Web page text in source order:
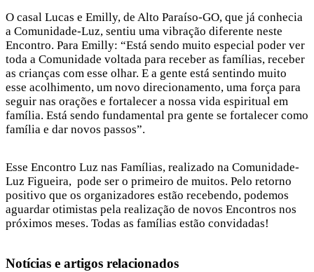
O casal Lucas e Emilly, de Alto Paraíso-GO, que já conhecia
a Comunidade-Luz, sentiu uma vibração diferente neste
Encontro. Para Emilly: “Está sendo muito especial poder ver
toda a Comunidade voltada para receber as famílias, receber
as crianças com esse olhar. E a gente está sentindo muito
esse acolhimento, um novo direcionamento, uma força para
seguir nas orações e fortalecer a nossa vida espiritual em
família. Está sendo fundamental pra gente se fortalecer como
família e dar novos passos”.
Esse Encontro Luz nas Famílias, realizado na Comunidade-
Luz Figueira, pode ser o primeiro de muitos. Pelo retorno
positivo que os organizadores estão recebendo, podemos
aguardar otimistas pela realização de novos Encontros nos
próximos meses. Todas as famílias estão convidadas!
Notícias e artigos relacionados